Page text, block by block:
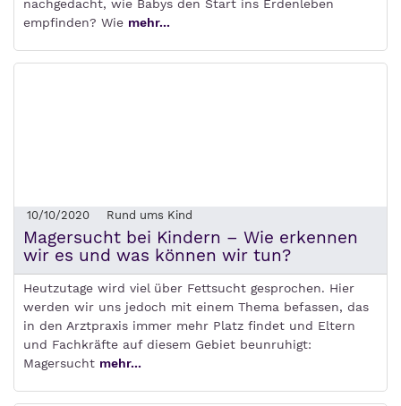
nachgedacht, wie Babys den Start ins Erdenleben
empfinden? Wie mehr...
10/10/2020 Rund ums Kind
Magersucht bei Kindern – Wie erkennen
wir es und was können wir tun?
Heutzutage wird viel über Fettsucht gesprochen. Hier
werden wir uns jedoch mit einem Thema befassen, das
in den Arztpraxis immer mehr Platz findet und Eltern
und Fachkräfte auf diesem Gebiet beunruhigt:
Magersucht mehr...